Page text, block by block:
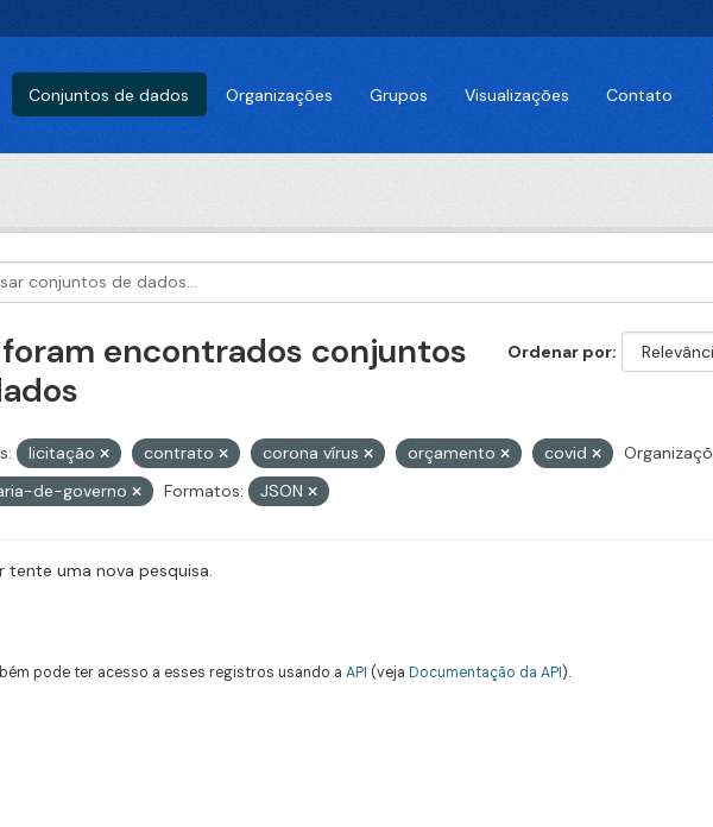
Conjuntos de dados Organizações Grupos Visualizações Contato
Ordenar por
foram encontrados conjuntos
licitação contrato corona vírus orçamento covid
de-governo
Formatos: JSON
tente uma nova pesquisa.
pode ter acesso a esses registros usando a API (veja Documentação da API).